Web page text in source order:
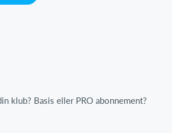
klub? Basis eller PRO abonnement?